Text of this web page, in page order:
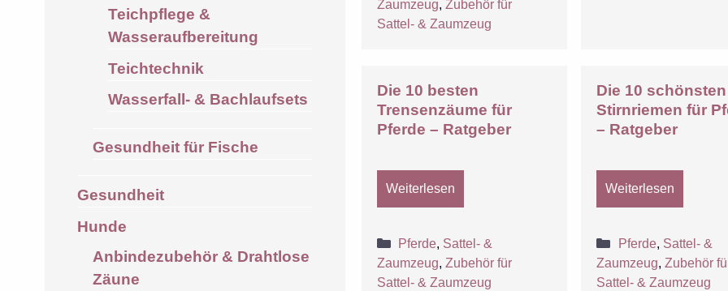
Zaumzeug,Zubehör für
Sattel- & Zaumzeug
Die 10 besten
Trensenzäume für
Pferde – Ratgeber
Weiterlesen
Kategorien
Pferde, Sattel- &
Zaumzeug,Zubehör für
Sattel- & Zaumzeug
Die 10 schönsten
Stirnriemen für
– Ratgeber
Weiterlesen
Kategorien
Pferde, Sattel- &
Zaumzeug,Zubehör
Sattel- & Zaumzeug
Teichpflege &
Wasseraufbereitung
Teichtechnik
Wasserfall- & Bachlaufsets
Gesundheit für Fische
Gesundheit
Hunde
Anbindezubehör & Drahtlose
Zäune